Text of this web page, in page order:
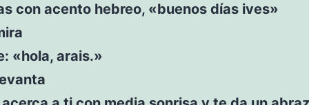
con acento hebreo, «buenos días ives»
«hola, arais.»